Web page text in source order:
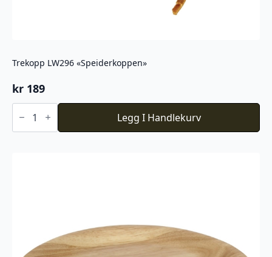
Trekopp LW296 «Speiderkoppen»
kr 189
Trekopp
LW296
"Speiderkoppen"
antall
Legg I Handlekurv